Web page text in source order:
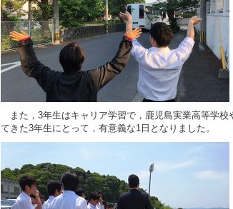
また，3年生はキャリア学習で，鹿児島実業高等学校
てきた3年生にとって，有意義な1日となりました。